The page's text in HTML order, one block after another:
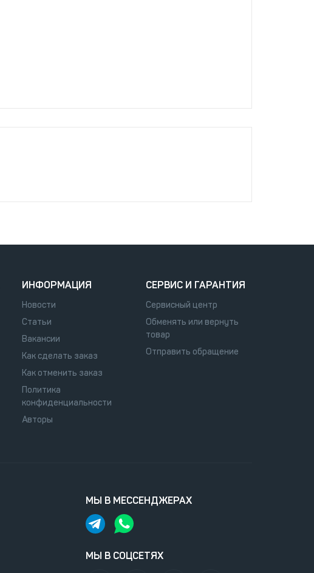
ИНФОРМАЦИЯ
Новости
Статьи
Вакансии
Как сделать заказ
Как отменить заказ
Политика
конфиденциальности
Авторы
СЕРВИС И ГАРАНТИЯ
Сервисный центр
Обменять или вернуть
товар
Отправить обращение
МЫ В МЕССЕНДЖЕРАХ
МЫ В СОЦСЕТЯХ